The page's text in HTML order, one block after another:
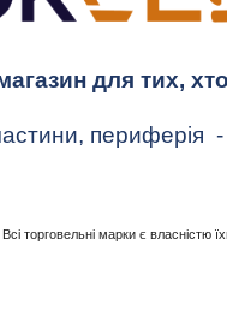
для тих,
периферія -
Всі торговельні марки є власністю